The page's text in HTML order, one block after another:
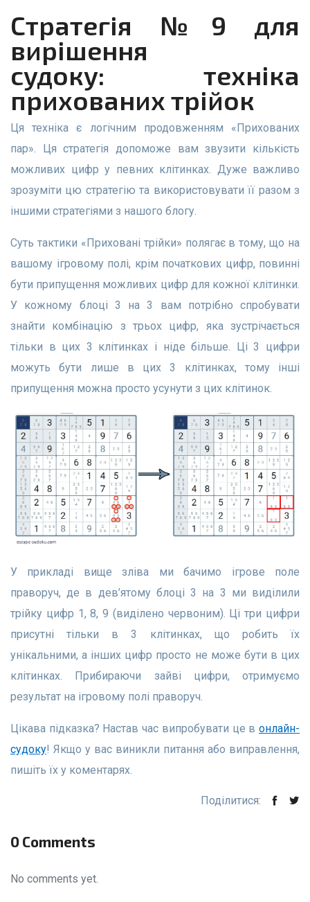
Стратегія №9 для
вирішення
судоку: техніка
прихованих трійок
Ця техніка є логічним продовженням «Прихованих
пар». Ця стратегія допоможе вам звузити кількість
можливих цифр у певних клітинках. Дуже важливо
зрозуміти цю стратегію та використовувати її разом з
іншими стратегіями з нашого блогу.
Суть тактики «Приховані трійки» полягає в тому, що на
вашому ігровому полі, крім початкових цифр, повинні
бути припущення можливих цифр для кожної клітинки.
У кожному блоці 3 на 3 вам потрібно спробувати
знайти комбінацію з трьох цифр, яка зустрічається
тільки в цих 3 клітинках і ніде більше. Ці 3 цифри
можуть бути лише в цих 3 клітинках, тому інші
припущення можна просто усунути з цих клітинок.
У прикладі вище зліва ми бачимо ігрове поле
праворуч, де в дев’ятому блоці 3 на 3 ми виділили
трійку цифр 1, 8, 9 (виділено червоним). Ці три цифри
присутні тільки в 3 клітинках, що робить їх
унікальними, а інших цифр просто не може бути в цих
клітинках. Прибираючи зайві цифри, отримуємо
результат на ігровому полі праворуч.
Цікава підказка? Настав час випробувати це в онлайн-
судоку! Якщо у вас виникли питання або виправлення,
пишіть їх у коментарях.
Поділитися:
0 Comments
No comments yet.